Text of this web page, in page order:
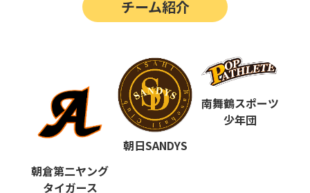
第12回 決勝戦の動画はこちらから
ポップアスリートカップ
第10回 ポップアスリートカップ
第9回 ポップアスリートカップ
チーム紹介
朝倉第二ヤング
タイガース
朝日SANDYS
南舞鶴スポーツ
少年団